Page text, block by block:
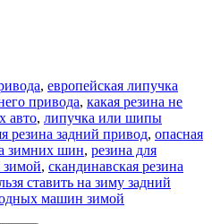
, европейская липучка
привода, какая резина не
авто, липучка или шипы
резина задний привод, опасная
зимних шин, резина для
зимой, скандинавская резина
ставить на зиму задний
машин зимой